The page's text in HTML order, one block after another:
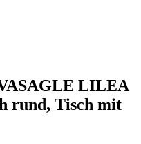
LILEA
rund, Tisch mit